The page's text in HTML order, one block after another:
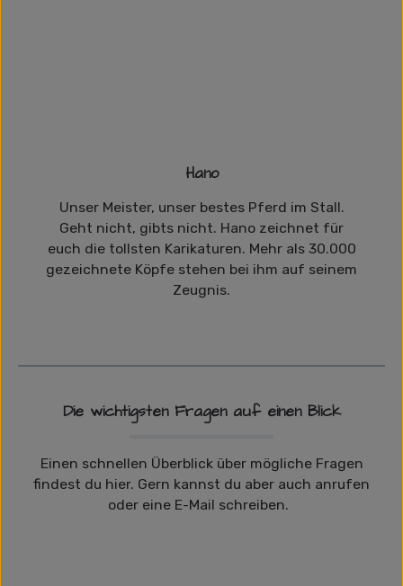
Hano
Unser Meister, unser bestes Pferd im Stall.
Geht nicht, gibts nicht. Hano zeichnet für
euch die tollsten Karikaturen. Mehr als 30.000
gezeichnete Köpfe stehen bei ihm auf seinem
Zeugnis.
Die wichtigsten Fragen auf einen Blick
Einen schnellen Überblick über mögliche Fragen
findest du hier. Gern kannst du aber auch anrufen
oder eine E-Mail schreiben.